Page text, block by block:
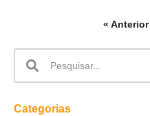
« Anterior
Categorias